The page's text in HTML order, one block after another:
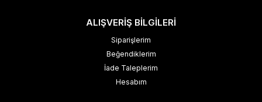
ALIŞVERİŞ BİLGİLERİ
Siparişlerim
Beğendiklerim
İade Taleplerim
Hesabım